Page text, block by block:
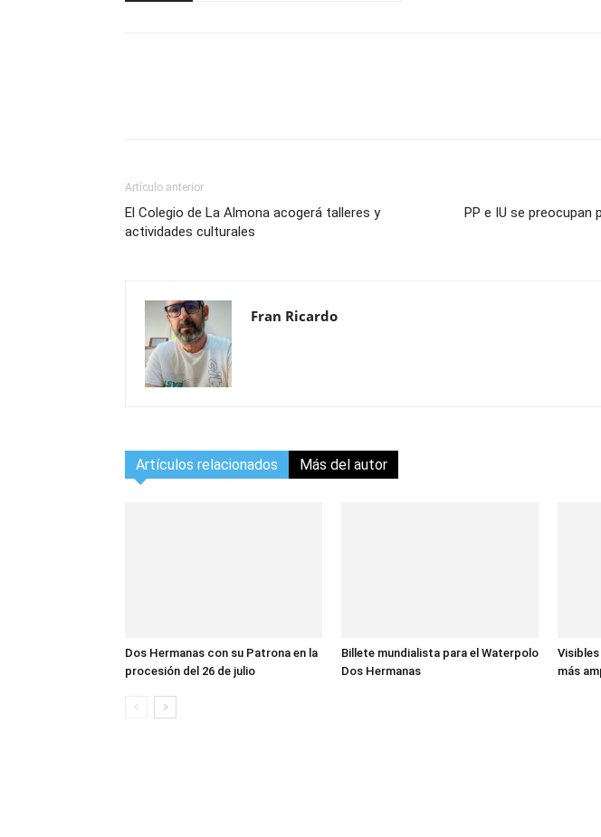
Artículo anterior
El Colegio de La Almona acogerá talleres y
actividades culturales
PP e IU se preocupan
Fran Ricardo
Artículos relacionados Más del autor
Dos Hermanas con su Patrona en la
procesión del 26 de julio
Billete mundialista para el Waterpolo
Dos Hermanas
más